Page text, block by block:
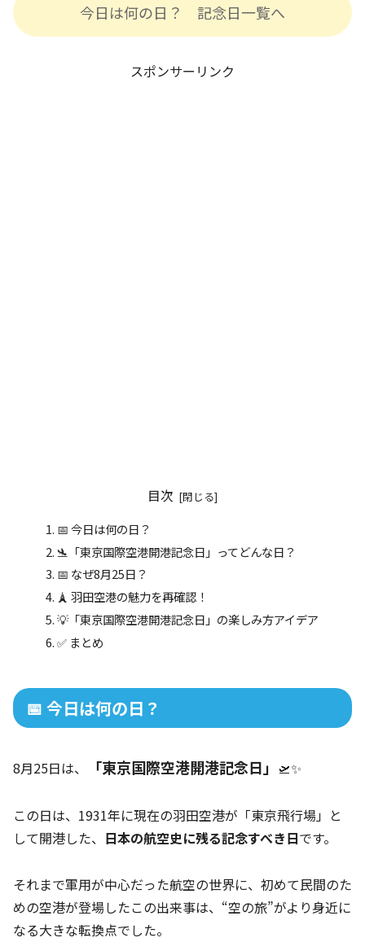
今日は何の日？ 記念日一覧へ
スポンサーリンク
目次
📅 今日は何の日？
🛬「東京国際空港開港記念日」ってどんな日？
📅 なぜ8月25日？
🗼 羽田空港の魅力を再確認！
💡「東京国際空港開港記念日」の楽しみ方アイデア
✅ まとめ
📅 今日は何の日？
8月25日は、 「東京国際空港開港記念日」 🛫✨
この日は、1931年に現在の羽田空港が「東京飛行場」と
して開港した、 日本の航空史に残る記念すべき日です。
それまで軍用が中心だった航空の世界に、初めて民間のた
めの空港が登場したこの出来事は、“空の旅”がより身近に
なる大きな転換点でした。